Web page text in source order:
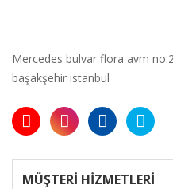
Mercedes bulvar flora avm
başakşehir istanbul
MÜŞTERİ HİZMETLERİ